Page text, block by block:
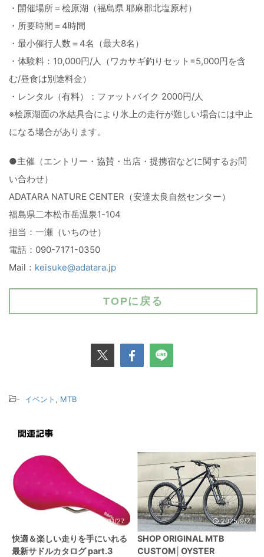
・開催場所＝桧原湖（福島県 耶麻郡北塩原村）
・所要時間＝4時間
・最小催行人数＝4名（最大8名）
・体験料：10,000円/人（ワカサギ釣りセット=5,000円を含
む/昼食は別途料金）
・レンタル（有料）：ファットバイク 2000円/人
※桧原湖面の氷結具合により氷上の走行が難しい場合には中止
になる場合があります。
●主催（エントリー・協賛・出店・提携宿などに関するお問
い合わせ）
ADATARA NATURE CENTER（安達太良自然センター）
福島県二本松市岳温泉1-104
担当：一瀬（いちのせ）
電話：090-7171-0350
Mail： keisuke@adatara.jp
TOPに戻る
- イベント MTB
関連記事
2020/11/27
快適＆楽しい走りを手にいれる
最新サドルカタログ part.3
2025/9/7
SHOP ORIGINAL MTB
CUSTOM│OYSTER